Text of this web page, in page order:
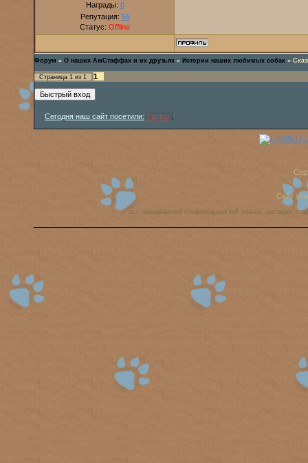
Награды: 0
Репутация: 56
Статус: Offline
Форум » О наших АмСтаффах и их друзьях » Истории наших любимых собак »
Страница 1 из 1 1
Сегодня наш сайт посетили: Tigrino
Сайт
аст, американский стаффордширский терьер, амстафф,